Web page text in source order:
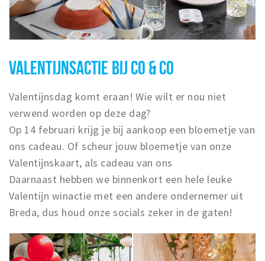
VALENTIJNSACTIE BIJ CO & CO
Valentijnsdag komt eraan! Wie wilt er nou niet
verwend worden op deze dag?
Op 14 februari krijg je bij aankoop een bloemetje van
ons cadeau. Of scheur jouw bloemetje van onze
Valentijnskaart, als cadeau van ons
Daarnaast hebben we binnenkort een hele leuke
Valentijn winactie met een andere ondernemer uit
Breda, dus houd onze socials zeker in de gaten!